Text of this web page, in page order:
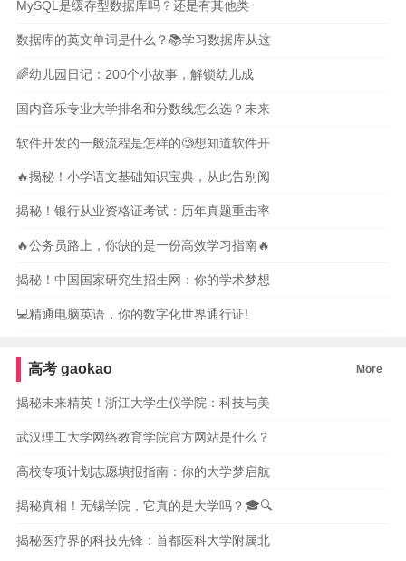
MySQL是缓存型数据库吗？还是有其他类
数据库的英文单词是什么？📚学习数据库从这
🌈幼儿园日记：200个小故事，解锁幼儿成
国内音乐专业大学排名和分数线怎么选？未来
软件开发的一般流程是怎样的🧐想知道软件开
🔥揭秘！小学语文基础知识宝典，从此告别阅
揭秘！银行从业资格证考试：历年真题重击率
🔥公务员路上，你缺的是一份高效学习指南🔥
揭秘！中国国家研究生招生网：你的学术梦想
💻精通电脑英语，你的数字化世界通行证!
高考 gaokao More
揭秘未来精英！浙江大学生仪学院：科技与美
武汉理工大学网络教育学院官方网站是什么？
高校专项计划志愿填报指南：你的大学梦启航
揭秘真相！无锡学院，它真的是大学吗？🎓🔍
揭秘医疗界的科技先锋：首都医科大学附属北